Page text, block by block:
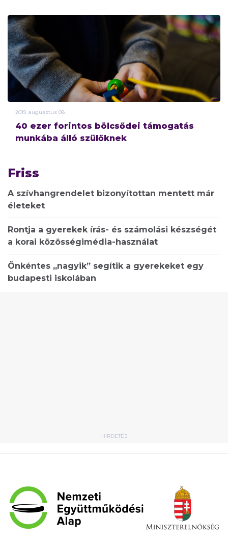
2019. augusztus 08.
40 ezer forintos bölcsődei támogatás
munkába álló szülőknek
Friss
A szívhangrendelet bizonyítottan mentett már
életeket
Rontja a gyerekek írás- és számolási készségét
a korai közösségimédia-használat
Önkéntes „nagyik” segítik a gyerekeket egy
budapesti iskolában
HIRDETÉS